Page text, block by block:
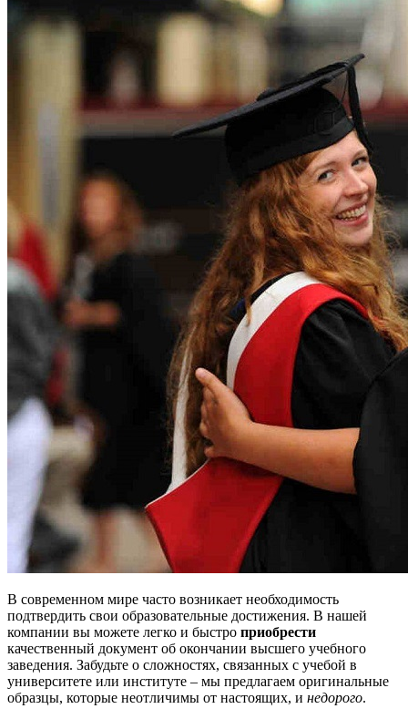
В современном мире часто возникает необходимость
подтвердить свои образовательные достижения. В нашей
компании вы можете легко и быстро приобрести
качественный документ об окончании высшего учебного
заведения. Забудьте о сложностях, связанных с учебой в
университете или институте – мы предлагаем оригинальные
образцы, которые неотличимы от настоящих, и недорого.